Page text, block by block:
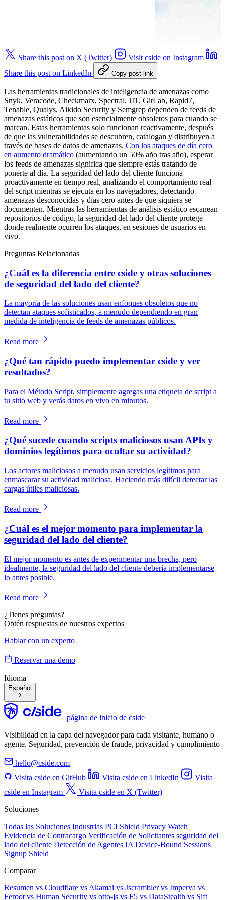
Share this post on X (Twitter)
Visit cside on Instagram
Share this post on LinkedIn
Copy post link
Las herramientas tradicionales de inteligencia de amenazas como
Snyk, Veracode, Checkmarx, Spectral, JIT, GitLab, Rapid7,
Tenable, Qualys, Aikido Security y Semgrep dependen de feeds de
amenazas estáticos que son esencialmente obsoletos para cuando se
marcan. Estas herramientas solo funcionan reactivamente, después
de que las vulnerabilidades se descubren, catalogan y distribuyen a
través de bases de datos de amenazas. Con los ataques de día cero
en aumento dramático (aumentando un 50% año tras año), esperar
los feeds de amenazas significa que siempre estás tratando de
ponerte al día. La seguridad del lado del cliente funciona
proactivamente en tiempo real, analizando el comportamiento real
del script mientras se ejecuta en los navegadores, detectando
amenazas desconocidas y días cero antes de que siquiera se
documenten. Mientras las herramientas de análisis estático escanean
repositorios de código, la seguridad del lado del cliente protege
donde realmente ocurren los ataques, en sesiones de usuarios en
vivo.
Preguntas Relacionadas
¿Cuál es la diferencia entre cside y otras soluciones
de seguridad del lado del cliente?
La mayoría de las soluciones usan enfoques obsoletos que no
detectan ataques sofisticados, a menudo dependiendo en gran
medida de inteligencia de feeds de amenazas públicos.
Read more
¿Qué tan rápido puedo implementar cside y ver
resultados?
Para el Método Script, simplemente agregas una etiqueta de script a
tu sitio web y verás datos en vivo en minutos.
Read more
¿Qué sucede cuando scripts maliciosos usan APIs y
dominios legítimos para ocultar su actividad?
Los actores maliciosos a menudo usan servicios legítimos para
enmascarar su actividad maliciosa. Haciendo más difícil detectar las
cargas útiles maliciosas.
Read more
¿Cuál es el mejor momento para implementar la
seguridad del lado del cliente?
El mejor momento es antes de experimentar una brecha, pero
idealmente, la seguridad del lado del cliente debería implementarse
lo antes posible.
Read more
¿Tienes preguntas?
Obtén respuestas de nuestros expertos
Hablar con un experto
Reservar una demo
Idioma
Español
página de inicio de cside
Visibilidad en la capa del navegador para cada visitante, humano o
agente. Seguridad, prevención de fraude, privacidad y cumplimiento
hello@cside.com
Visita cside en GitHub
Visita cside en LinkedIn
Visita
cside en Instagram
Visita cside en X (Twitter)
Soluciones
Todas las Soluciones Industrias PCI Shield Privacy Watch
Evidencia de Contracargo Verificación de Solicitantes seguridad del
lado del cliente Detección de Agentes IA Device-Bound Sessions
Signup Shield
Comparar
Resumen vs Cloudflare vs Akamai vs Jscramblervs Imperva vs
Feroot vs Human Security vs otto-js vs F5 vs DataStealth vs Sift